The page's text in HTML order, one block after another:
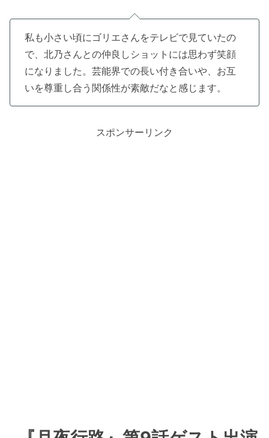
私も小さい頃にゴリエさんをテレビで見ていたの
で、北乃さんとの仲良しショットには思わず笑顔
になりました。芸能界での長い付き合いや、お互
いを尊重し合う関係性が素敵だなと感じます。
スポンサーリンク